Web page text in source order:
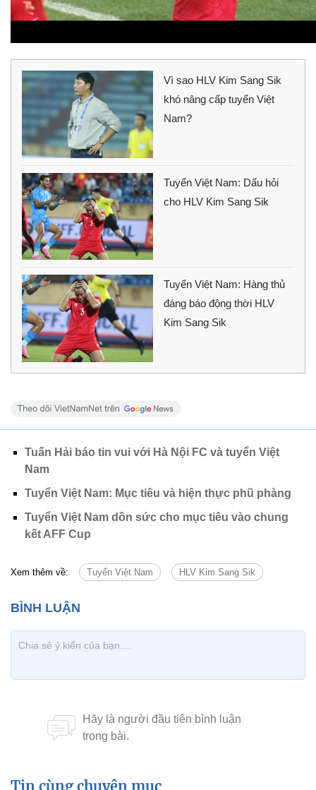
Vì sao HLV Kim Sang Sik
khó nâng cấp tuyển Việt
Nam?
Tuyển Việt Nam: Dấu hỏi
cho HLV Kim Sang Sik
Tuyển Việt Nam: Hàng thủ
đáng báo động thời HLV
Kim Sang Sik
Tuấn Hải báo tin vui với Hà Nội FC và tuyển Việt
Nam
Tuyển Việt Nam: Mục tiêu và hiện thực phũ phàng
Tuyển Việt Nam dồn sức cho mục tiêu vào chung
kết AFF Cup
Xem thêm về: Tuyển Việt Nam HLV Kim Sang Sik
Tin cùng chuyên mục